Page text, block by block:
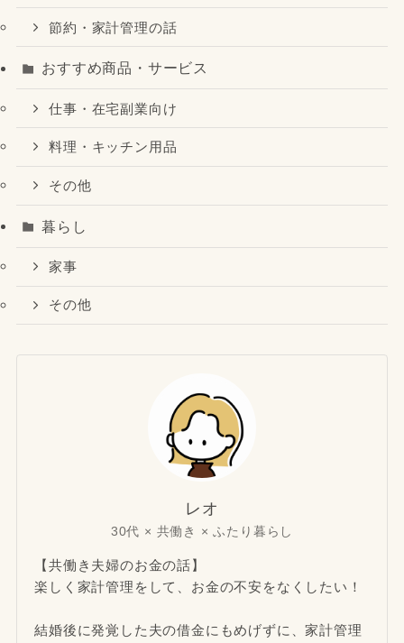
節約・家計管理の話
おすすめ商品・サービス
仕事・在宅副業向け
料理・キッチン用品
その他
暮らし
家事
その他
レオ
30代 × 共働き × ふたり暮らし
【共働き夫婦のお金の話】
楽しく家計管理をして、お金の不安をなくしたい！
結婚後に発覚した夫の借金にもめげずに、家計管理